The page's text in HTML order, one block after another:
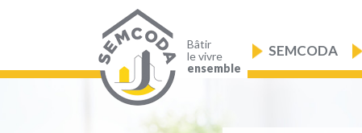
Bâtir
le vivre
ensemble
principale
SEMCODA